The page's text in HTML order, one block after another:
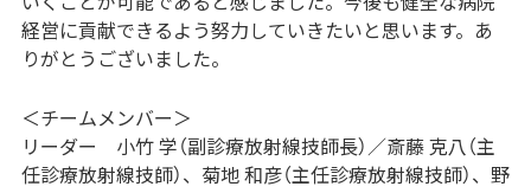
経営に貢献できるよう努力していきたいと思います。あ
りがとうございました。
＜チームメンバー＞
リーダー 小竹 学（副診療放射線技師長）／斎藤 克八（主
任診療放射線技師）、菊地 和彦（主任診療放射線技師）、野